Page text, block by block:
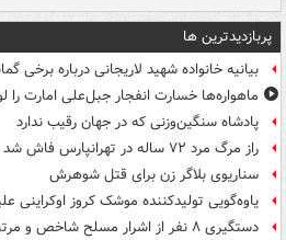
پربازدیدترین ها
بیانیه خانواده شهید لاریجانی درباره برخی
ماهواره‌ها خسارت انفجار جبل‌علی امارت را
پادشاه سنگین‌وزنی که در جهان رقیب ندارد
راز مرگ مرد ۷۲ ساله در تهرانپارس فاش شد
سناریوی بلاگر زن برای قتل شوهرش
یاوه‌گویی تولیدکننده موشک کروز اوکراینی
دستگیری ۸ نفر از اشرار مسلح شاخص و مرتبطین گروهک های تروریستی